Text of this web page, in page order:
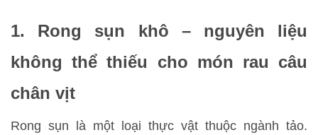
1. Rong sụn khô – nguyên liệu
không thể thiếu cho món rau câu
chân vịt
Rong sụn là một loại thực vật thuộc ngành tảo.